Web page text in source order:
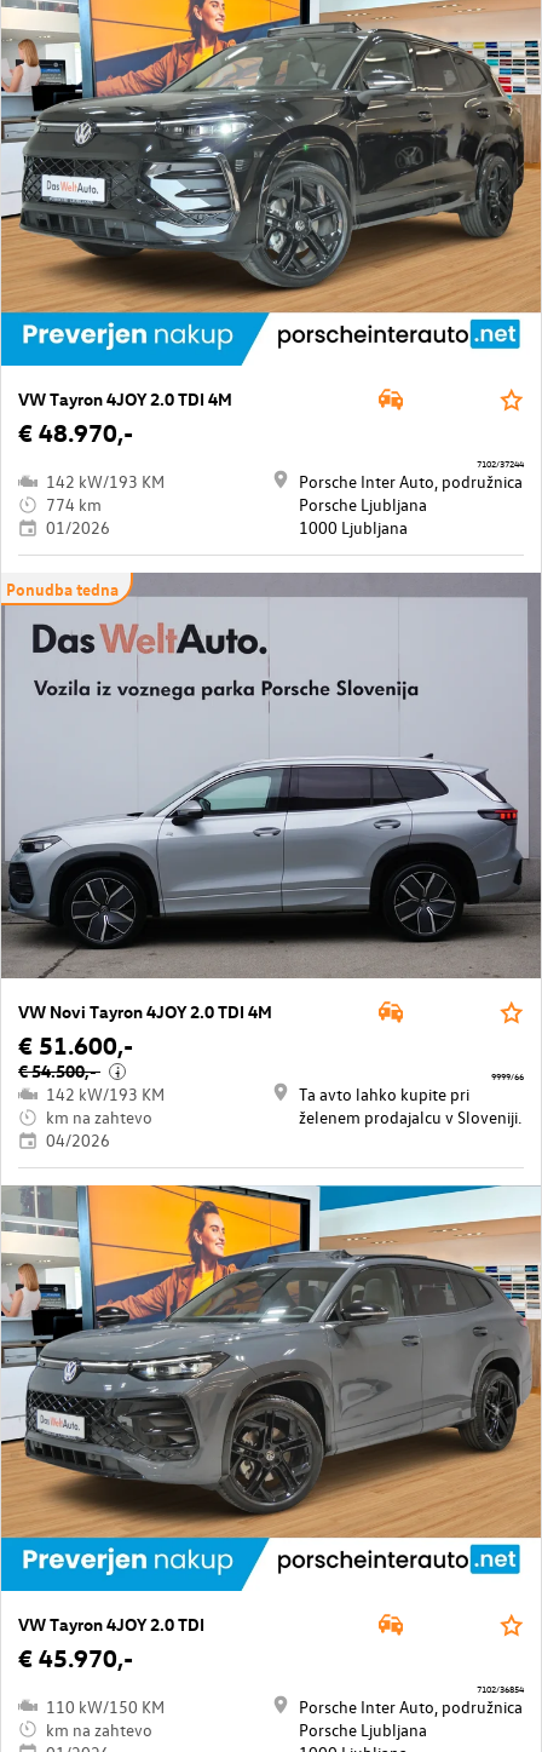
VW Tayron 4JOY 2.0 TDI 4M
€ 48.970,-
142 kW/193 KM
774 km
01/2026
Porsche Inter Auto, podružnica
Porsche Ljubljana
1000 Ljubljana
7102/37244
Ponudba tedna
VW Novi Tayron 4JOY 2.0 TDI 4M
€ 51.600,-
€ 54.500,- i
142 kW/193 KM
km na zahtevo
04/2026
Ta avto lahko kupite pri
želenem prodajalcu v Sloveniji.
9999/66
VW Tayron 4JOY 2.0 TDI
€ 45.970,-
110 kW/150 KM
km na zahtevo
Porsche Inter Auto, podružnica
Porsche Ljubljana
7102/36854